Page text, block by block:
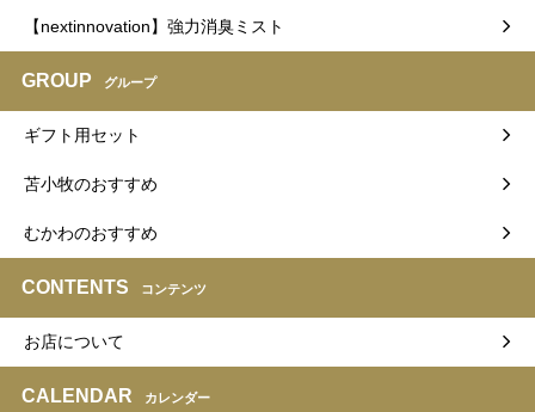
【nextinnovation】強力消臭ミスト
GROUP グループ
ギフト用セット
苫小牧のおすすめ
むかわのおすすめ
CONTENTS コンテンツ
お店について
CALENDAR カレンダー